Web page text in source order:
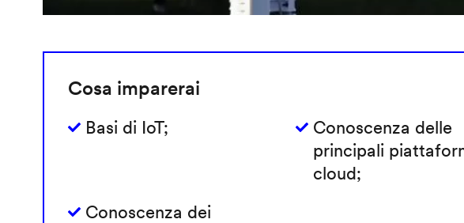
Cosa imparerai
Basi di IoT;
Conoscenza delle
principali
cloud;
Conoscenza dei